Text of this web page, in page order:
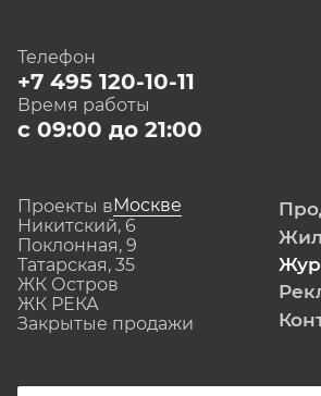
Телефон
+7 495 120-10-11
Время работы
с 09:00 до 21:00
Проекты вМоскве
Никитский, 6
Поклонная, 9
Татарская, 35
ЖК Остров
ЖК РЕКА
Закрытые продажи